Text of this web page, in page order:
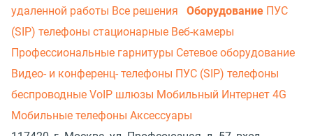
удаленной работы Все решения Оборудование ПУС
(SIP) телефоны стационарные Веб-камеры
Профессиональные гарнитуры Сетевое оборудование
Видео- и конференц- телефоны ПУС (SIP) телефоны
беспроводные VoIP шлюзы Мобильный Интернет 4G
Мобильные телефоны Аксессуары